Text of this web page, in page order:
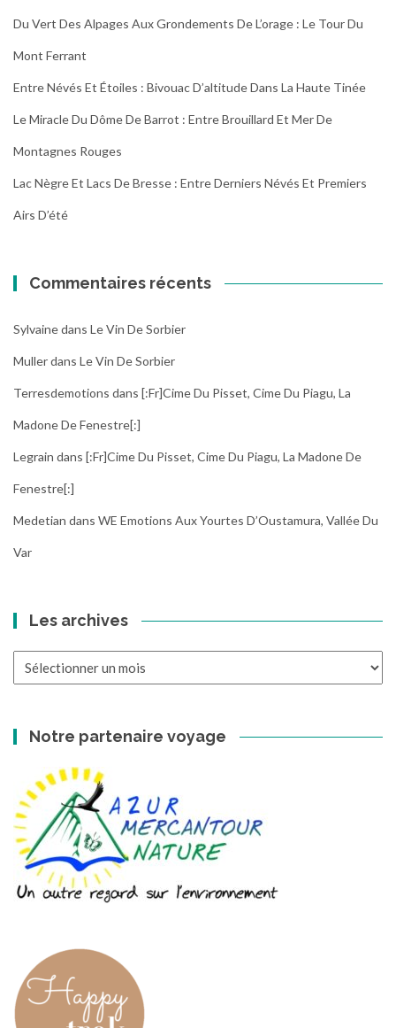
Du Vert Des Alpages Aux Grondements De L’orage : Le Tour Du
Mont Ferrant
Entre Névés Et Étoiles : Bivouac D’altitude Dans La Haute Tinée
Le Miracle Du Dôme De Barrot : Entre Brouillard Et Mer De
Montagnes Rouges
Lac Nègre Et Lacs De Bresse : Entre Derniers Névés Et Premiers
Airs D’été
Commentaires récents
Sylvainedans Le Vin De Sorbier
Mullerdans Le Vin De Sorbier
Terresdemotions dans [:fr]Cime Du Pisset, Cime Du Piagu, La
Madone De Fenestre[:]
Legrain dans [:fr]Cime Du Pisset, Cime Du Piagu, La Madone De
Fenestre[:]
Medetian dans WE Emotions Aux Yourtes D’Oustamura, Vallée Du
Var
Les archives
Notre partenaire voyage